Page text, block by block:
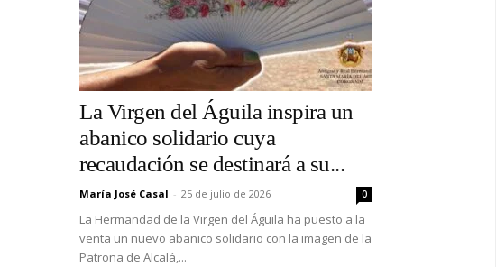
La Virgen del Águila inspira un
abanico solidario cuya
recaudación se destinará a su...
María José Casal - 25 de julio de 2026 0
La Hermandad de la Virgen del Águila ha puesto a la
venta un nuevo abanico solidario con la imagen de la
Patrona de Alcalá,...